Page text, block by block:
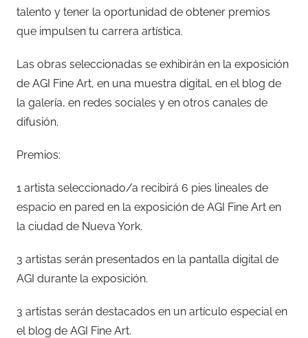
talento y tener la oportunidad de obtener premios
que impulsen tu carrera artística.
Las obras seleccionadas se exhibirán en la exposición
de AGI Fine Art, en una muestra digital, en el blog de
la galería, en redes sociales y en otros canales de
difusión.
Premios:
1 artista seleccionado/a recibirá 6 pies lineales de
espacio en pared en la exposición de AGI Fine Art en
la ciudad de Nueva York.
3 artistas serán presentados en la pantalla digital de
AGI durante la exposición.
3 artistas serán destacados en un artículo especial en
el blog de AGI Fine Art.